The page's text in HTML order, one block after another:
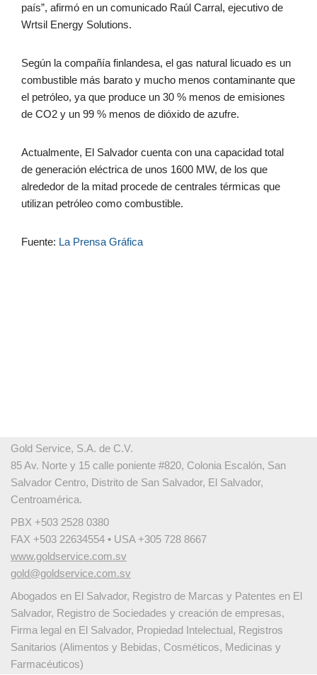
país”, afirmó en un comunicado Raúl Carral, ejecutivo de
Wrtsil Energy Solutions.
Según la compañía finlandesa, el gas natural licuado es un
combustible más barato y mucho menos contaminante que
el petróleo, ya que produce un 30 % menos de emisiones
de CO2 y un 99 % menos de dióxido de azufre.
Actualmente, El Salvador cuenta con una capacidad total
de generación eléctrica de unos 1600 MW, de los que
alrededor de la mitad procede de centrales térmicas que
utilizan petróleo como combustible.
Fuente: La Prensa Gráfica
Gold Service, S.A. de C.V.
85 Av. Norte y 15 calle poniente #820, Colonia Escalón, San
Salvador Centro, Distrito de San Salvador, El Salvador,
Centroamérica.
PBX +503 2528 0380
FAX +503 22634554 • USA +305 728 8667
www.goldservice.com.sv
gold@goldservice.com.sv
Abogados en El Salvador, Registro de Marcas y Patentes en El
Salvador, Registro de Sociedades y creación de empresas,
Firma legal en El Salvador, Propiedad Intelectual, Registros
Sanitarios (Alimentos y Bebidas, Cosméticos, Medicinas y
Farmacéuticos)